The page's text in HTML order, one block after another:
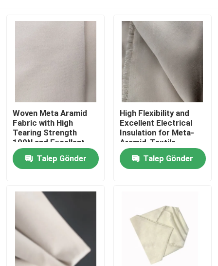
Ürünler
videolar
Woven Meta Aramid
Fabric with High
Tearing Strength
100N and Excellent
Electrical Insulation
Talep Gönder
High Flexibility and
Excellent Electrical
Insulation for Meta-
Aramid-Textile
Talep Gönder